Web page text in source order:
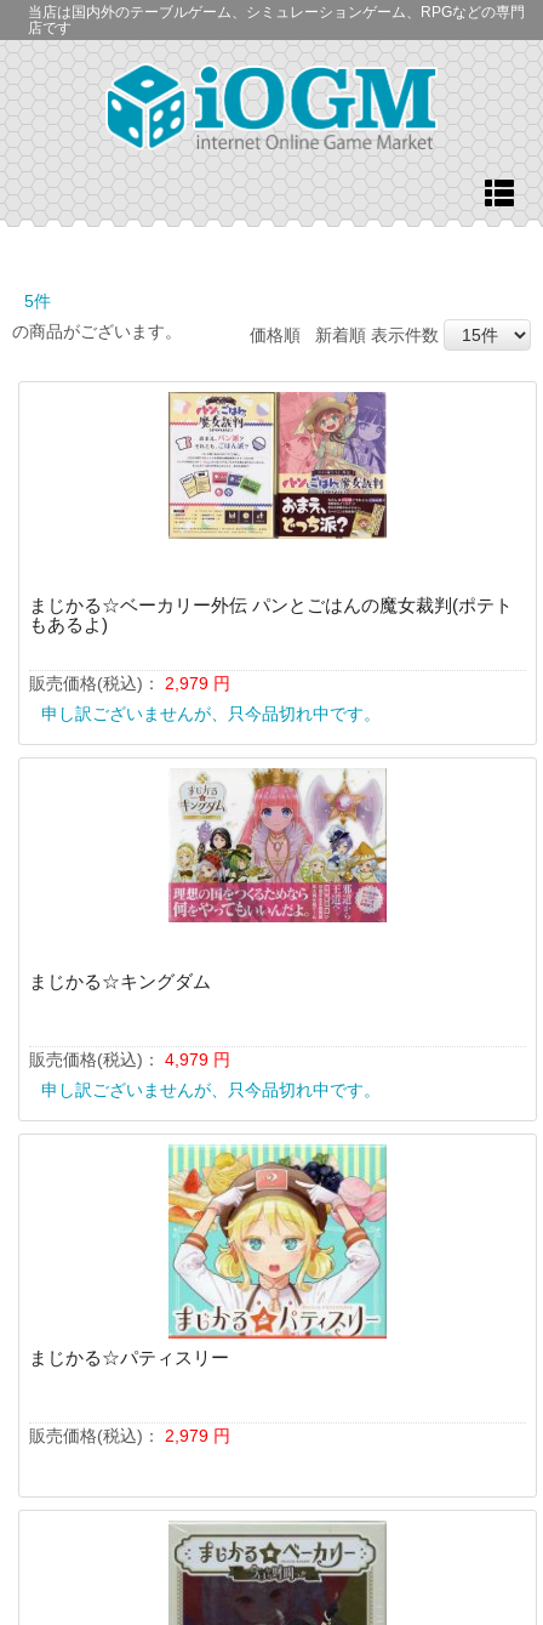
当店は国内外のテーブルゲーム、シミュレーションゲーム、RPGなどの専門
店です
5件
の商品がございます。
価格順 新着順 表示件数
まじかる☆ベーカリー外伝 パンとごはんの魔女裁判(ポテト
もあるよ)
販売価格(税込)： 2,979 円
申し訳ございませんが、只今品切れ中です。
まじかる☆キングダム
販売価格(税込)： 4,979 円
申し訳ございませんが、只今品切れ中です。
まじかる☆パティスリー
販売価格(税込)： 2,979 円